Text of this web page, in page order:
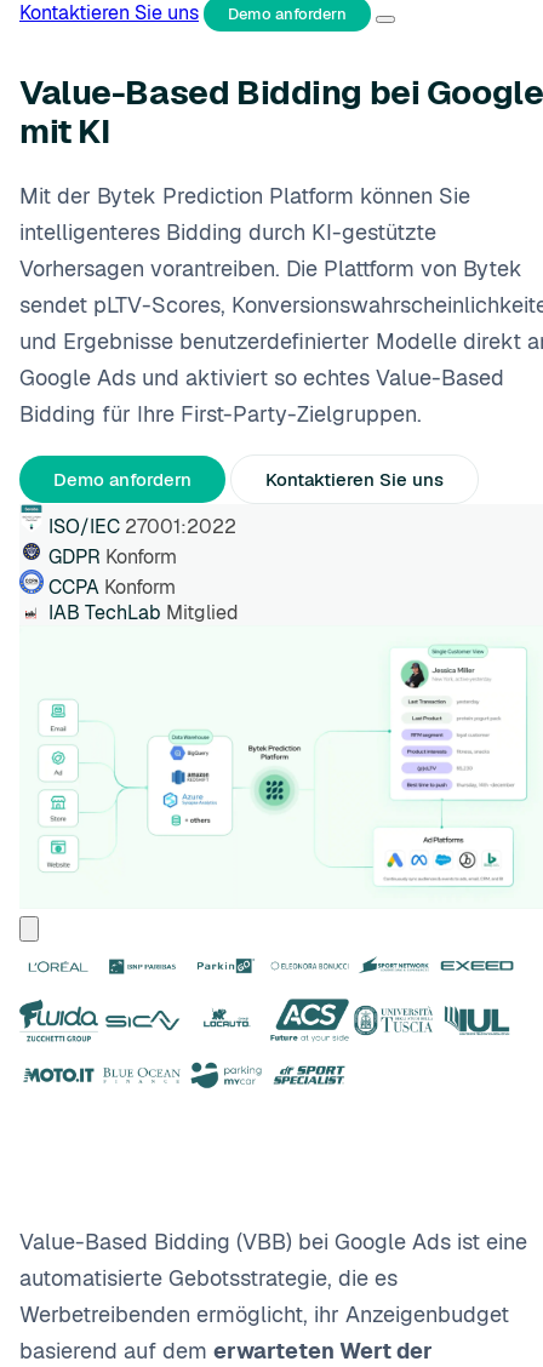
Kontaktieren Sie uns Demo anfordern
Value-Based Bidding bei Google
mit KI
Mit der Bytek Prediction Platform können Sie
intelligenteres Bidding durch KI-gestützte
Vorhersagen vorantreiben. Die Plattform von Bytek
sendet pLTV-Scores,
und Ergebnisse benutzerdefinierter Modelle direkt
Google Ads und aktiviert so echtes Value-Based
Bidding für Ihre First-Party-Zielgruppen.
Demo anfordern Kontaktieren Sie uns
ISO/IEC 27001:2022
GDPR Konform
CCPA Konform
IAB TechLab Mitglied
Value-Based Bidding (VBB) bei Google Ads ist eine
automatisierte Gebotsstrategie, die es
Werbetreibenden ermöglicht, ihr Anzeigenbudget
basierend auf dem erwarteten Wert der